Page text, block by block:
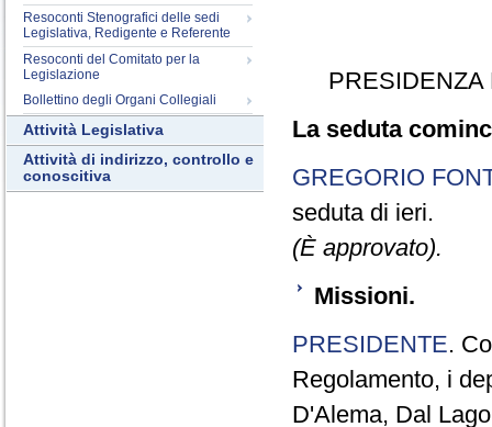
Resoconti Stenografici delle sedi
Legislativa, Redigente e Referente
Resoconti del Comitato per la
Legislazione
Bollettino degli Organi Collegiali
Attività Legislativa
Attività di indirizzo, controllo e
conoscitiva
PRESIDENZA
La seduta
GREGORIO
seduta di ieri.
(È approvato).
Missioni.
PRESIDENTE.
Regolamento, i
D'Alema, Dal